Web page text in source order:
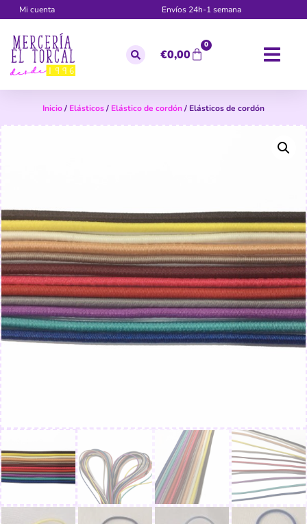
Mi cuenta Envíos 24h-1 semana
€0,00
0
Inicio/ Elásticos/ Elástico de cordón/ Elásticos de cordón